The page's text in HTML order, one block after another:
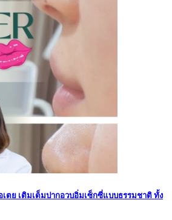
ตย เติมเต็มปากอวบอิ่มเซ็กซี่แบบธรรมชาติ ทั้ง